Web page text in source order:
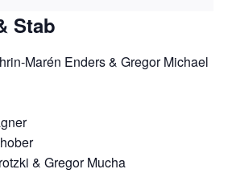
Stab
Marén Enders & Gregor Michael
& Gregor Mucha